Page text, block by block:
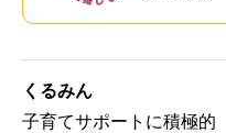
くるみん
子育てサポートに積極的